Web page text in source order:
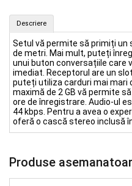
Descriere
Setul vă permite să primiți un
de metri. Mai mult, puteți
unui buton conversațiile care
imediat. Receptorul are un
puteți utiliza carduri mai mari
maximă de 2 GB vă permite
ore de înregistrare. Audio-ul
44 kbps. Pentru a avea o
oferă o cască stereo inclusă
Produse